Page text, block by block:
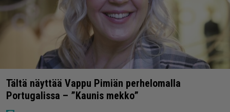
Tältä näyttää Vappu Pimiän perhelomalla
Portugalissa – ”Kaunis mekko”